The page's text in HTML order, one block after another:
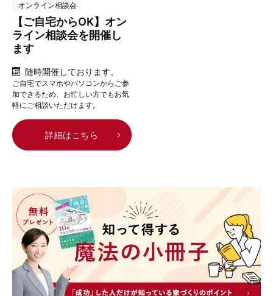
オンライン相談会
【ご自宅からOK】オン
ライン相談会を開催し
ます
随時開催しております。
ご自宅でスマホやパソコンからご参
加できるため、お忙しい方でもお気
軽にご相談いただけます。
詳細はこちら